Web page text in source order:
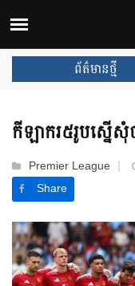
ព័ត៌មានថ្មី
ឈ្នះពានរង្វាន់បន្ថែមទៀត
កីឡាករ៥រូបស្នើ
Premier League
Share